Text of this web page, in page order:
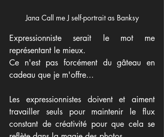
Jana Call me J self-portrait as Banksy
Expressionniste serait le mot me
représentant le mieux.
Ce n'est pas forcément du gâteau en
cadeau que je m'offre...
Les expressionnistes doivent et aiment
travailler seuls pour maintenir le flux
constant de créativité pour que cela se